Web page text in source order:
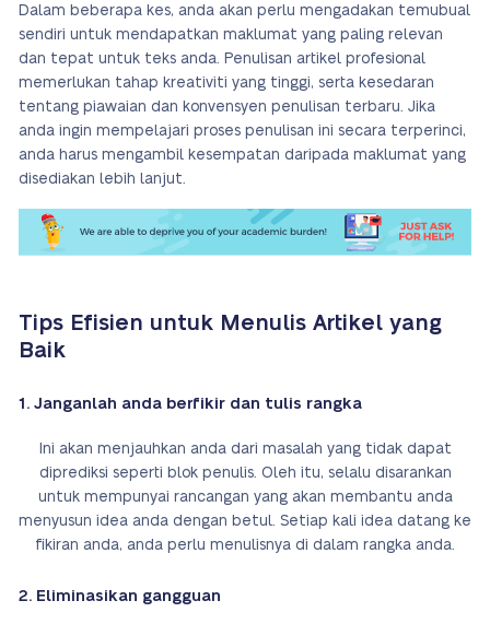
Dalam beberapa kes, anda akan perlu mengadakan temubual
sendiri untuk mendapatkan maklumat yang paling relevan
dan tepat untuk teks anda. Penulisan artikel profesional
memerlukan tahap kreativiti yang tinggi, serta kesedaran
tentang piawaian dan konvensyen penulisan terbaru. Jika
anda ingin mempelajari proses penulisan ini secara terperinci,
anda harus mengambil kesempatan daripada maklumat yang
disediakan lebih lanjut.
Tips Efisien untuk Menulis Artikel yang
Baik
1. Janganlah anda berfikir dan tulis rangka
Ini akan menjauhkan anda dari masalah yang tidak dapat
diprediksi seperti blok penulis. Oleh itu, selalu disarankan
untuk mempunyai rancangan yang akan membantu anda
menyusun idea anda dengan betul. Setiap kali idea datang ke
fikiran anda, anda perlu menulisnya di dalam rangka anda.
2. Eliminasikan gangguan